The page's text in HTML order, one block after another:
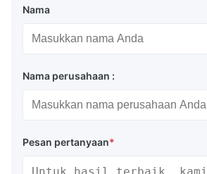
Nama
Nama perusahaan :
Pesan pertanyaan*